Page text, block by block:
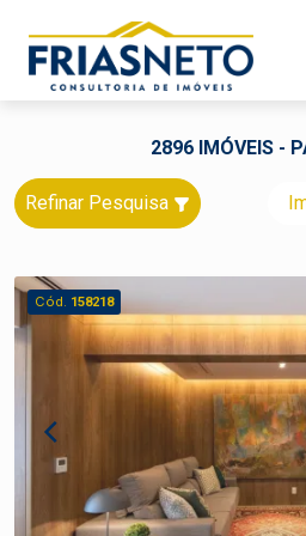
2896 IMÓVEIS -
Refinar Pesquisa
Cód. 158218